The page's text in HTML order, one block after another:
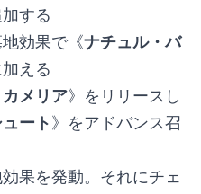
する
効果で《ナチュル・バ
える
メリア》をリリースし
ート》をアドバンス召
果を発動。それにチェ